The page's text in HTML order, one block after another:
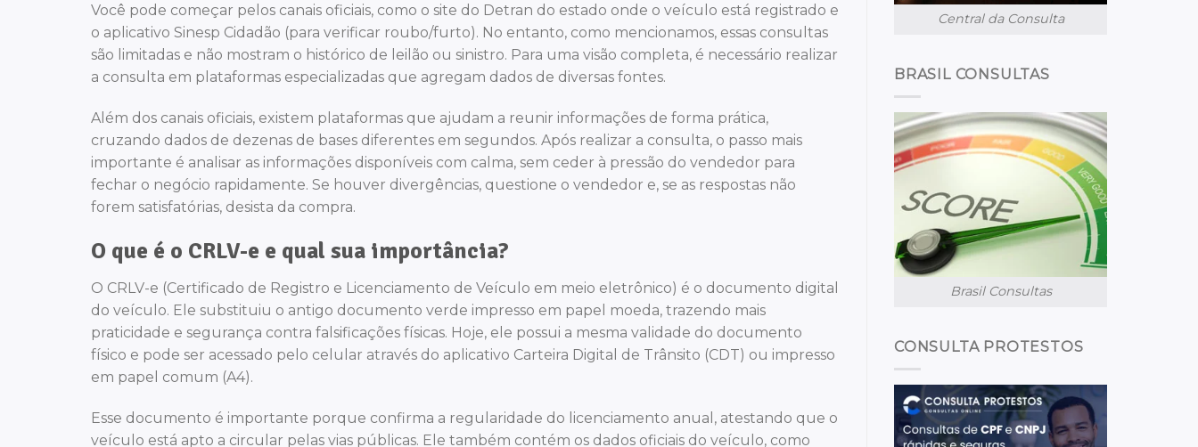
Você pode começar pelos canais oficiais, como o site do Detran do estado onde o veículo está registrado e
o aplicativo Sinesp Cidadão (para verificar roubo/furto). No entanto, como mencionamos, essas consultas
são limitadas e não mostram o histórico de leilão ou sinistro. Para uma visão completa, é necessário realizar
a consulta em plataformas especializadas que agregam dados de diversas fontes.
Além dos canais oficiais, existem plataformas que ajudam a reunir informações de forma prática,
cruzando dados de dezenas de bases diferentes em segundos. Após realizar a consulta, o passo mais
importante é analisar as informações disponíveis com calma, sem ceder à pressão do vendedor para
fechar o negócio rapidamente. Se houver divergências, questione o vendedor e, se as respostas não
forem satisfatórias, desista da compra.
O que é o CRLV-e e qual sua importância?
O CRLV-e (Certificado de Registro e Licenciamento de Veículo em meio eletrônico) é o documento digital
do veículo. Ele substituiu o antigo documento verde impresso em papel moeda, trazendo mais
praticidade e segurança contra falsificações físicas. Hoje, ele possui a mesma validade do documento
físico e pode ser acessado pelo celular através do aplicativo Carteira Digital de Trânsito (CDT) ou impresso
em papel comum (A4).
Esse documento é importante porque confirma a regularidade do licenciamento anual, atestando que o
veículo está apto a circular pelas vias públicas. Ele também contém os dados oficiais do veículo, como
Central da Consulta
BRASIL CONSULTAS
Brasil Consultas
CONSULTA PROTESTOS